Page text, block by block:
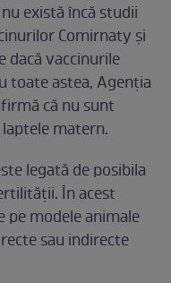
există încă studii
Comirnaty și
dacă vaccinurile
toate astea, Agenția
că nu sunt
matern.
legată de posibila
În acest
pe modele animale
sau indirecte